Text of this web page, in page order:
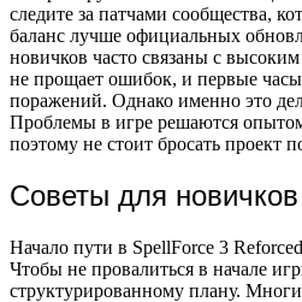
следите за патчами сообщества,
баланс лучше официальных
новичков часто связаны с
не прощает ошибок, и первые
поражений. Однако именно это
Проблемы в игре решаются
поэтому не стоит бросать проект
Советы для новичков
Начало пути в SpellForce 3
Чтобы не провалиться в начале
структурированному плану.